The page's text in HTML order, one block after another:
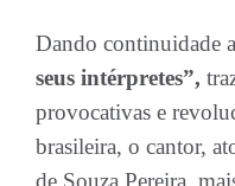
Dando continuidade
seus intérpretes”,
provocativas e
brasileira, o cantor,
de Souza Pereira,